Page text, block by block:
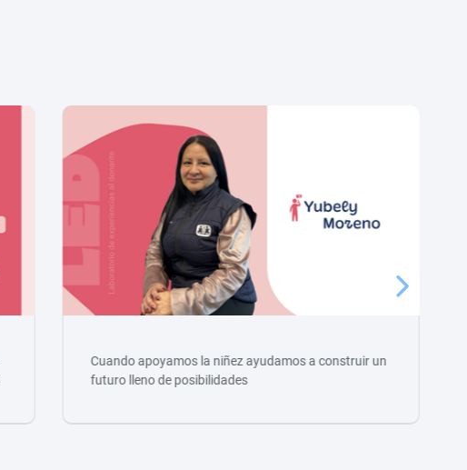
Cuando apoyamos la niñez ayudamos a construir un
futuro lleno de posibilidades